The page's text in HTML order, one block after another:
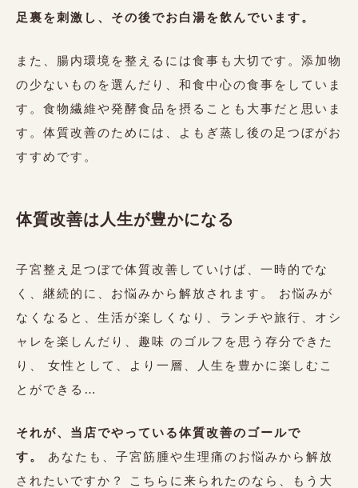
足裏を刺激し、その後でお白湯を飲んでいます。
また、腸内環境を整えるには食事も大切です。添加物
の少ないものを選んだり、和食中心の食事をしていま
す。食物繊維や発酵食品を摂ることも大事だと思いま
す。体質改善のためには、よもぎ蒸し後の足つぼがお
すすめです。
体質改善は人生が豊かになる
子宮整え足つぼで体質改善していけば、一時的でな
く、継続的に、お悩みから解放されます。 お悩みが
なくなると、生活が楽しくなり、ランチや旅行、オシ
ャレを楽しんだり、趣味 のゴルフを思う存分できた
り、 女性として、より一層、人生を豊かに楽しむこ
とができる…
それが、当店でやっている体質改善のゴールで
す。 あなたも、子宮筋腫や生理痛のお悩みから解放
されたいですか？ こちらに来られたのなら、もう大